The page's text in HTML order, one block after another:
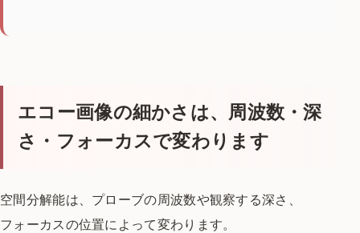
エコー画像の細かさは、周波数・深
さ・フォーカスで変わります
空間分解能は、プローブの周波数や観察する深さ、
フォーカスの位置によって変わります。